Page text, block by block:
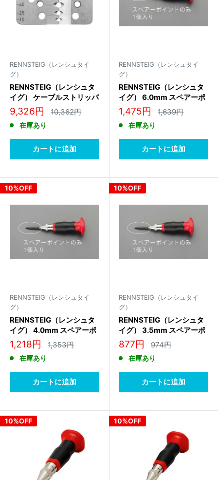
RENNSTEIG（レンシュタイ
グ）
RENNSTEIG（レンシュタ
イグ） ケーブルストリッパ
ー替刃(EA580KE-21用)
708 226 3 0
販
売
価
格
9,326円 通
10,362円
在庫あり
カートに追加
RENNSTEIG（レンシュタイ
グ）
RENNSTEIG（レンシュタ
イグ） 6.0mm スペアーポ
イント(EA574ER-3用)
439 131
販
売
価
格
1,475円 通
常
1,639円
在庫あり
カートに追加
10%OFF
RENNSTEIG（レンシュタイ
グ）
RENNSTEIG（レンシュタ
イグ） 4.0mm スペアーポ
イント(EA574ER-2用)
439 130
販
売
価
格
1,218円 通
常
1,353円
在庫あり
カートに追加
10%OFF
RENNSTEIG（レンシュタイ
グ）
RENNSTEIG（レンシュタ
イグ） 3.5mm スペアーポ
イント(EA574ER-1用)
439 129
販
価
格
877円 通
価
974円
在庫あり
カートに追加
10%OFF 10%OFF